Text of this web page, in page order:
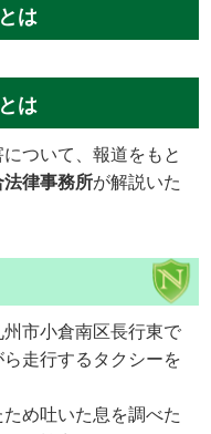
は
は
ついて、報道をもと
律事務所が解説いた
市小倉南区長行東で
走行するタクシーを
め吐いた息を調べた